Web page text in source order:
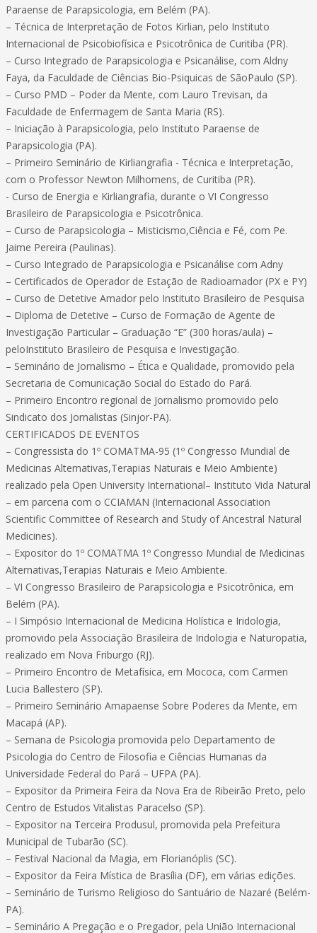
Paraense de Parapsicologia, em Belém (PA).
– Técnica de Interpretação de Fotos Kirlian, pelo Instituto
Internacional de Psicobiofísica e Psicotrônica de Curitiba (PR).
– Curso Integrado de Parapsicologia e Psicanálise, com Aldny
Faya, da Faculdade de Ciências Bio-Psiquicas de SãoPaulo (SP).
– Curso PMD – Poder da Mente, com Lauro Trevisan, da
Faculdade de Enfermagem de Santa Maria (RS).
– Iniciação à Parapsicologia, pelo Instituto Paraense de
Parapsicologia (PA).
– Primeiro Seminário de Kirliangrafia - Técnica e Interpretação,
com o Professor Newton Milhomens, de Curitiba (PR).
- Curso de Energia e Kirliangrafia, durante o VI Congresso
Brasileiro de Parapsicologia e Psicotrônica.
– Curso de Parapsicologia – Misticismo,Ciência e Fé, com Pe.
Jaime Pereira (Paulinas).
– Curso Integrado de Parapsicologia e Psicanálise com Adny
– Certificados de Operador de Estação de Radioamador (PX e PY)
– Curso de Detetive Amador pelo Instituto Brasileiro de Pesquisa
– Diploma de Detetive – Curso de Formação de Agente de
Investigação Particular – Graduação “E” (300 horas/aula) –
peloInstituto Brasileiro de Pesquisa e Investigação.
– Seminário de Jornalismo – Ética e Qualidade, promovido pela
Secretaria de Comunicação Social do Estado do Pará.
– Primeiro Encontro regional de Jornalismo promovido pelo
Sindicato dos Jornalistas (Sinjor-PA).
CERTIFICADOS DE EVENTOS
– Congressista do 1º COMATMA-95 (1º Congresso Mundial de
Medicinas Alternativas,Terapias Naturais e Meio Ambiente)
realizado pela Open University International– Instituto Vida Natural
– em parceria com o CCIAMAN (Internacional Association
Scientific Committee of Research and Study of Ancestral Natural
Medicines).
– Expositor do 1º COMATMA 1º Congresso Mundial de Medicinas
Alternativas,Terapias Naturais e Meio Ambiente.
– VI Congresso Brasileiro de Parapsicologia e Psicotrônica, em
Belém (PA).
– I Simpósio Internacional de Medicina Holística e Iridologia,
promovido pela Associação Brasileira de Iridologia e Naturopatia,
realizado em Nova Friburgo (RJ).
– Primeiro Encontro de Metafísica, em Mococa, com Carmen
Lucia Ballestero (SP).
– Primeiro Seminário Amapaense Sobre Poderes da Mente, em
Macapá (AP).
– Semana de Psicologia promovida pelo Departamento de
Psicologia do Centro de Filosofia e Ciências Humanas da
Universidade Federal do Pará – UFPA (PA).
– Expositor da Primeira Feira da Nova Era de Ribeirão Preto, pelo
Centro de Estudos Vitalistas Paracelso (SP).
– Expositor na Terceira Produsul, promovida pela Prefeitura
Municipal de Tubarão (SC).
– Festival Nacional da Magia, em Florianóplis (SC).
– Expositor da Feira Mística de Brasília (DF), em várias edições.
– Seminário de Turismo Religioso do Santuário de Nazaré (Belém-
PA).
– Seminário A Pregação e o Pregador, pela União Internacional